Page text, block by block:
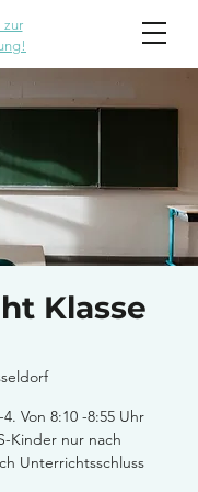
zur
Klasse
Von 8:10 -8:55 Uhr
Kinder nur nach
Unterrichtsschluss